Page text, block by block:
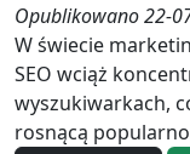
Opublikowano 22-
W świecie
SEO wciąż
wyszukiwarkach,
rosnącą